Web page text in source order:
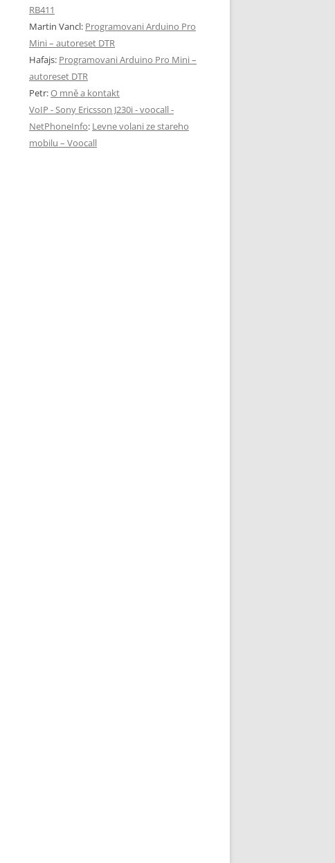
RB411
Martin Vancl: Programovani Arduino Pro
Mini – autoreset DTR
Hafajs: Programovani Arduino Pro Mini –
autoreset DTR
Petr:O mně a kontakt
VoIP - Sony Ericsson J230i - voocall -
NetPhoneInfo: Levne volani ze stareho
mobilu – Voocall